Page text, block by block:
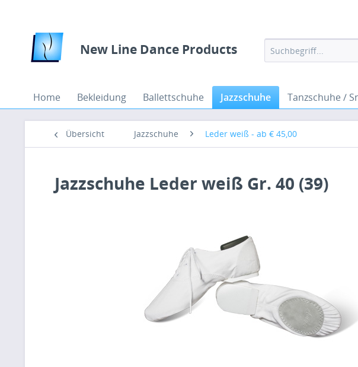
New Line Dance Products
Home Bekleidung Ballettschuhe Jazzschuhe Tanzschuhe /
Übersicht Jazzschuhe Leder weiß - ab € 45,00
Jazzschuhe Leder weiß Gr. 40 (39)